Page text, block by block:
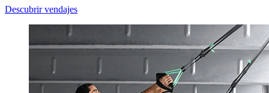
Descubrir vendajes